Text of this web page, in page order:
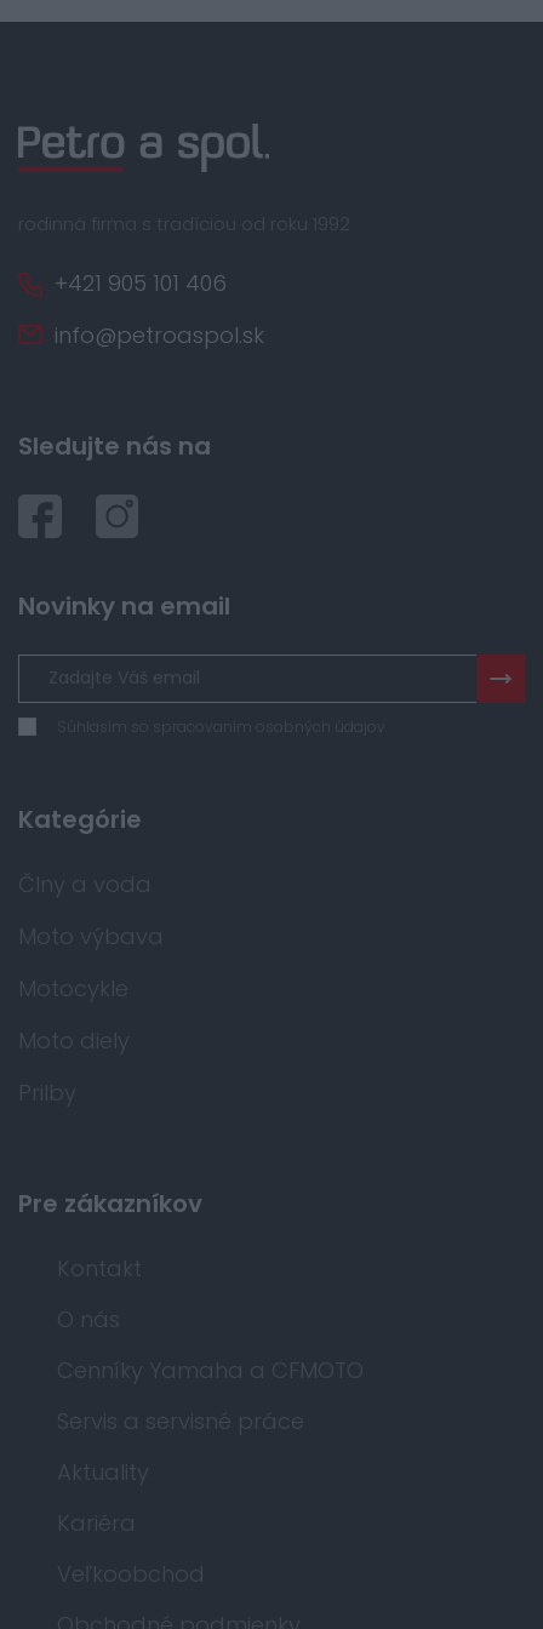
rodinná firma s tradíciou od roku 1992
+421 905 101 406
info@petroaspol.sk
Sledujte nás na
Novinky na email
Súhlasím so spracovaním osobných údajov
Kategórie
Člny a voda
Moto výbava
Motocykle
Moto diely
Prilby
Pre zákazníkov
Kontakt
O nás
Cenníky Yamaha a CFMOTO
Servis a servisné práce
Aktuality
Kariéra
Veľkoobchod